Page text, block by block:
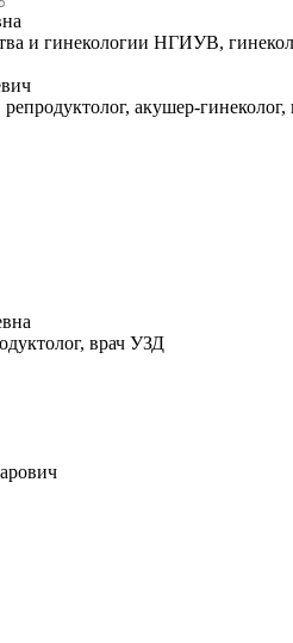
и гинекологии НГИУВ,
акушер-
врач УЗД